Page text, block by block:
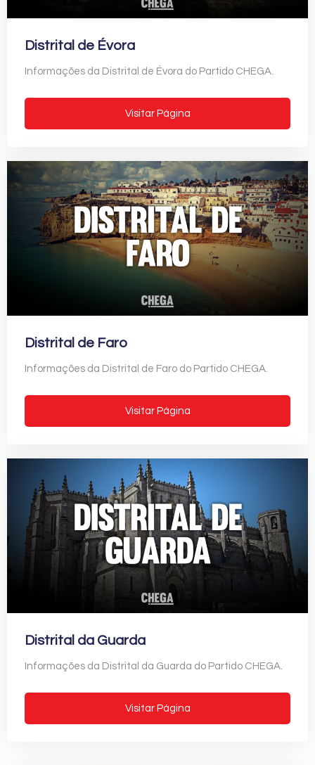
Distrital de Évora
Informações da Distrital de Évora do Partido CHEGA.
Visitar Página
Distrital de Faro
Informações da Distrital de Faro do Partido CHEGA.
Visitar Página
Distrital da Guarda
Informações da Distrital da Guarda do Partido CHEGA.
Visitar Página